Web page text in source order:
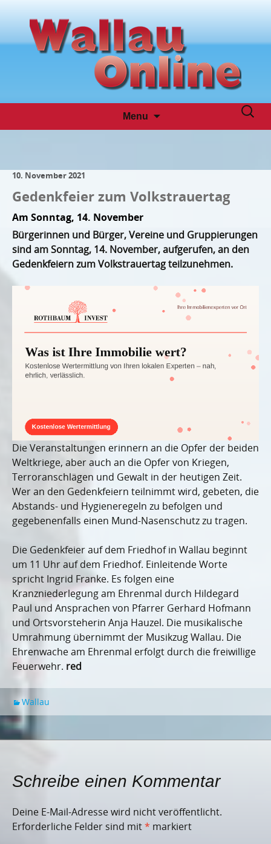
Menu
Suchen
10. November 2021
Gedenkfeier zum Volkstrauertag
Am Sonntag, 14. November
Bürgerinnen und Bürger, Vereine und Gruppierungen
sind am Sonntag, 14. November, aufgerufen, an den
Gedenkfeiern zum Volkstrauertag teilzunehmen.
Die Veranstaltungen erinnern an die Opfer der beiden
Weltkriege, aber auch an die Opfer von Kriegen,
Terroranschlägen und Gewalt in der heutigen Zeit.
Wer an den Gedenkfeiern teilnimmt wird, gebeten, die
Abstands- und Hygieneregeln zu befolgen und
gegebenenfalls einen Mund-Nasenschutz zu tragen.
Die Gedenkfeier auf dem Friedhof in Wallau beginnt
um 11 Uhr auf dem Friedhof. Einleitende Worte
spricht Ingrid Franke. Es folgen eine
Kranzniederlegung am Ehrenmal durch Hildegard
Paul und Ansprachen von Pfarrer Gerhard Hofmann
und Ortsvorsteherin Anja Hauzel. Die musikalische
Umrahmung übernimmt der Musikzug Wallau. Die
Ehrenwache am Ehrenmal erfolgt durch die freiwillige
Feuerwehr. red
Wallau
Schreibe einen Kommentar
Deine E-Mail-Adresse wird nicht veröffentlicht.
Erforderliche Felder sind mit* markiert